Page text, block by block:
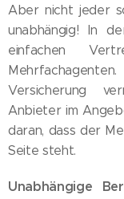
Aber nicht jeder
unabhängig! In
einfachen
Versicherung
Anbieter im
daran, dass der
Seite steht.
Unabhängige